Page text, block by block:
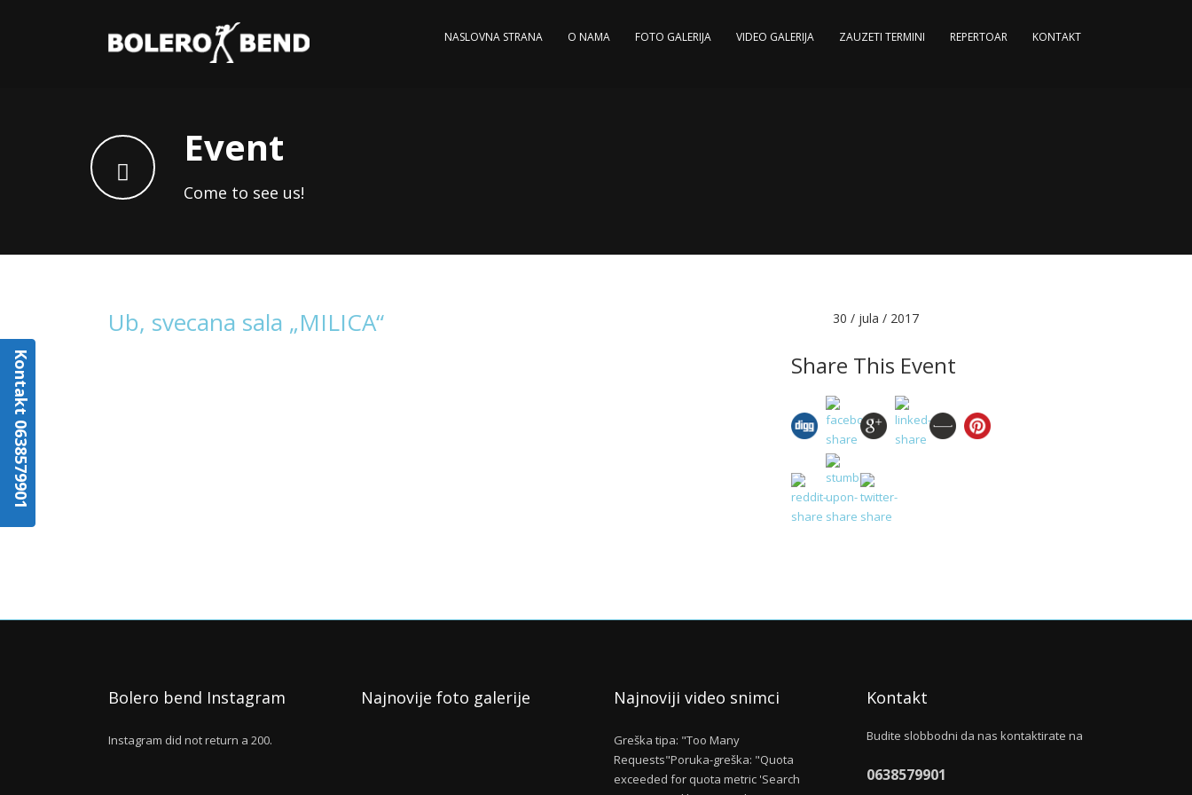
NASLOVNA STRANA O NAMA FOTO GALERIJA VIDEO GALERIJA ZAUZETI TERMINI REPERTOAR KONTAKT
Event
Come to see us!
30 / jula / 2017
Share This Event
Ub, svecana sala „MILICA“
Bolero bend Instagram
Instagram did not return a 200.
Najnovije foto galerije Najnoviji video snimci
Greška tipa: "Too Many
Requests"Poruka-greška: "Quota
exceeded for quota metric 'Search
Kontakt
Budite slobbodni da nas kontaktirate na
0638579901
Kontakt 0638579901